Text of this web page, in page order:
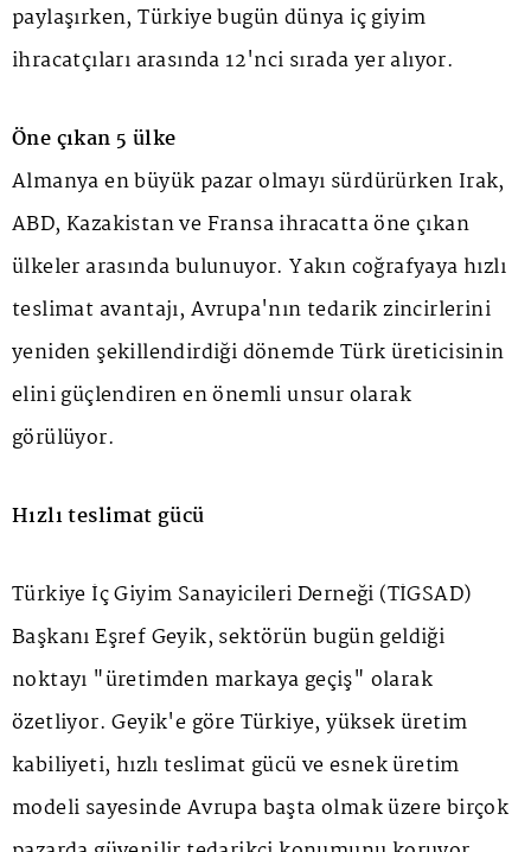
paylaşırken, Türkiye bugün dünya iç giyim
ihracatçıları arasında 12'nci sırada yer alıyor.
Öne çıkan 5 ülke
Almanya en büyük pazar olmayı sürdürürken Irak,
ABD, Kazakistan ve Fransa ihracatta öne çıkan
ülkeler arasında bulunuyor. Yakın coğrafyaya hızlı
teslimat avantajı, Avrupa'nın tedarik zincirlerini
yeniden şekillendirdiği dönemde Türk üreticisinin
elini güçlendiren en önemli unsur olarak
görülüyor.
Hızlı teslimat gücü
Türkiye İç Giyim Sanayicileri Derneği (TİGSAD)
Başkanı Eşref Geyik, sektörün bugün geldiği
noktayı "üretimden markaya geçiş" olarak
özetliyor. Geyik'e göre Türkiye, yüksek üretim
kabiliyeti, hızlı teslimat gücü ve esnek üretim
modeli sayesinde Avrupa başta olmak üzere birçok